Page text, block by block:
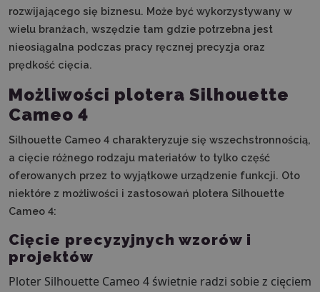
rozwijającego się biznesu. Może być wykorzystywany w
wielu branżach, wszędzie tam gdzie potrzebna jest
nieosiągalna podczas pracy ręcznej precyzja oraz
prędkość cięcia.
Możliwości plotera Silhouette
Cameo 4
Silhouette Cameo 4 charakteryzuje się wszechstronnością,
a cięcie różnego rodzaju materiałów to tylko część
oferowanych przez to wyjątkowe urządzenie funkcji. Oto
niektóre z możliwości i zastosowań plotera Silhouette
Cameo 4:
Cięcie precyzyjnych wzorów i
projektów
Ploter Silhouette Cameo 4 świetnie radzi sobie z cięciem